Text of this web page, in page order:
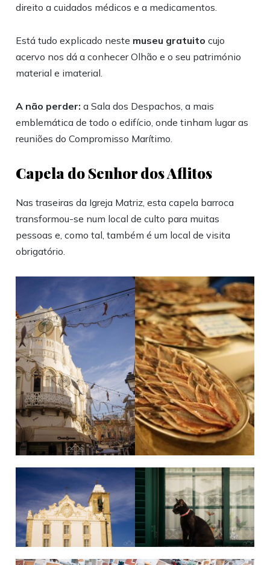
direito a cuidados médicos e a medicamentos.
Está tudo explicado neste museu gratuito cujo
acervo nos dá a conhecer Olhão e o seu património
material e imaterial.
A não perder:a Sala dos Despachos, a mais
emblemática de todo o edifício, onde tinham lugar as
reuniões do Compromisso Marítimo.
Capela do Senhor dos Aflitos
Nas traseiras da Igreja Matriz, esta capela barroca
transformou-se num local de culto para muitas
pessoas e, como tal, também é um local de visita
obrigatório.